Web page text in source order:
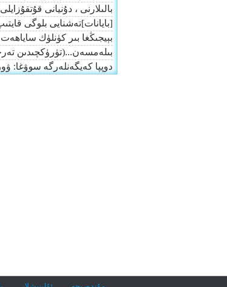
بالىلارنى ، دۇنيانى
[بايانات]تەشنايى بلوگى
بېيجىڭغا بىر كۈنلۈك ساياھەت
بىلەمسەن...(تۈرۈكچىدىن
دوپپا كەيگەنلەرگە سوۋغا: